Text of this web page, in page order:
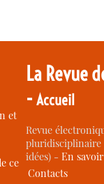
et
ce
La Revue
-Accueil
Revue
idées) -En
Contacts